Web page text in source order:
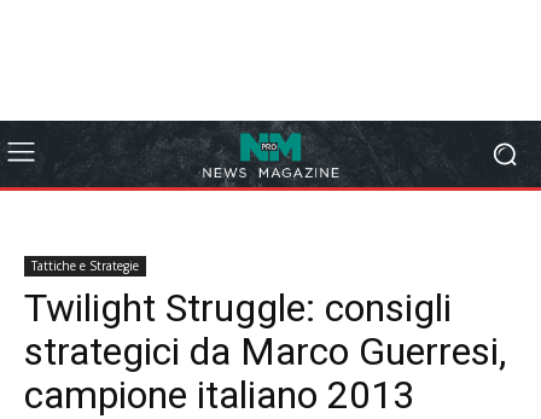
Tattiche e Strategie
Twilight Struggle: consigli
strategici da Marco Guerresi,
campione italiano 2013